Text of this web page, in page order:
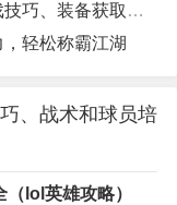
备获取和副本攻略
轻松称霸江湖
、战术和球员培
lol英雄攻略）